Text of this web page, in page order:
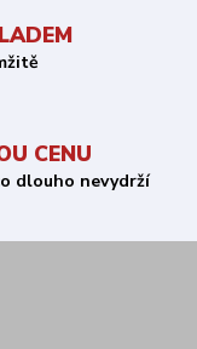
CENU
dlouho nevydrží